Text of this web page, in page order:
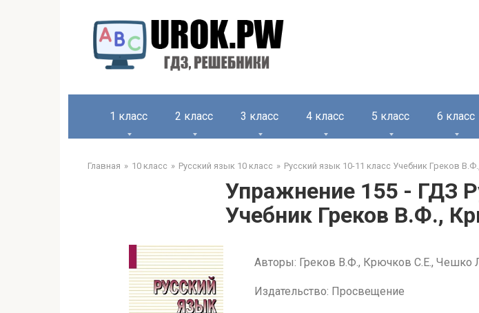
1 класс 2 класс 3 класс 4 класс 5 класс 6 класс
Главная 10 класс Русский язык 10 класс Русский язык 10-11 класс Учебник Греков
Упражнение 155 - ГДЗ
Учебник Греков В.Ф.,
Авторы: Греков В.Ф., Крючков С.Е., Чешко
Издательство: Просвещение